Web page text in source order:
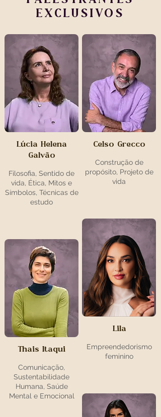
EXCLUSIVOS
Lúcia Helena
Galvão
Filosofia, Sentido de
vida, Ética, Mitos e
Símbolos, Técnicas de
estudo
Thais Itaqui
Comunicação,
Sustentabilidade
Humana, Saúde
Mental e Emocional
Celso Grecco
Construção de
propósito, Projeto de
vida
Lila
Empreendedorismo
feminino